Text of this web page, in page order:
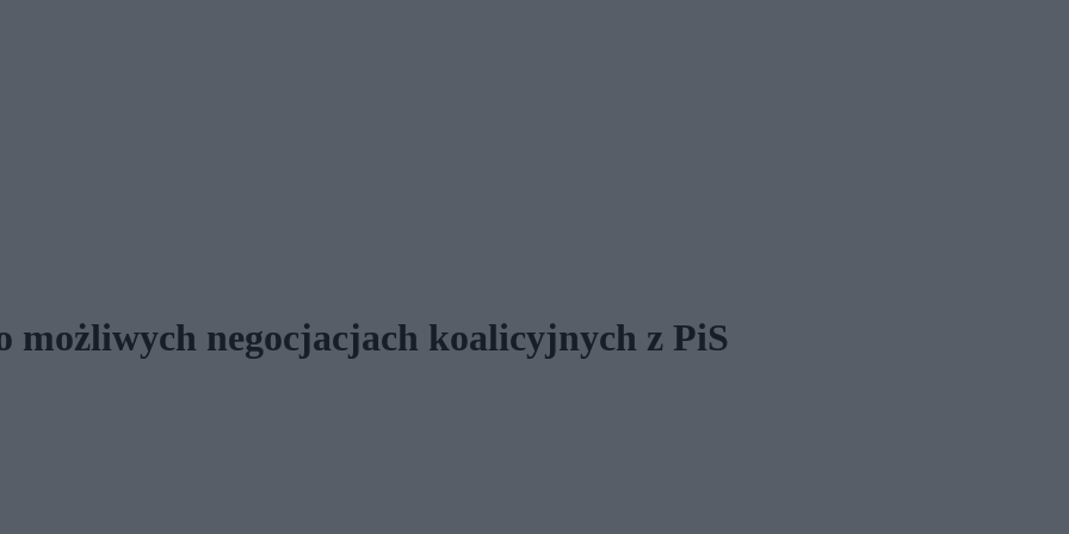
możliwych negocjacjach koalicyjnych z PiS